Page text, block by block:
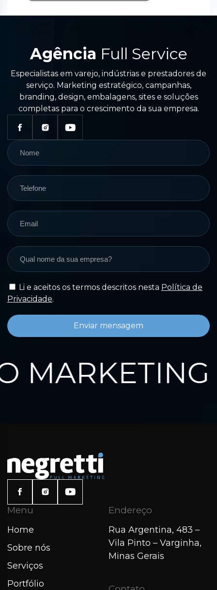
Agência Full Service
Especialistas em varejo, indústrias e prestadores de
serviço. Marketing estratégico, campanhas,
branding, design, embalagens, sites e soluções
completas para o crescimento da sua empresa.
Li e aceitos os termos descritos nesta Política de
Privacidade.
Enviar mensagem
MARKETING
Menu
Home
Sobre nós
Serviços
Portfólio
Endereço
Rua Argentina, 483 –
Vila Pinto – Varginha,
Minas Gerais